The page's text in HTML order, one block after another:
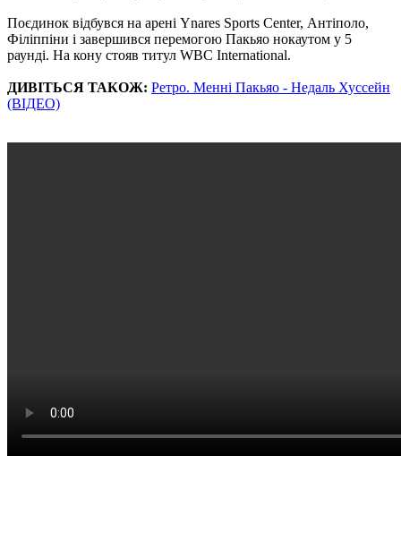
Поєдинок відбувся на арені Ynares Sports Center, Антіполо,
Філіппіни і завершився перемогою Пакьяо нокаутом у 5
раунді. На кону стояв титул WBC International.
ДИВІТЬСЯ ТАКОЖ: Ретро. Менні Пакьяо - Недаль Хуссейн
(ВІДЕО)